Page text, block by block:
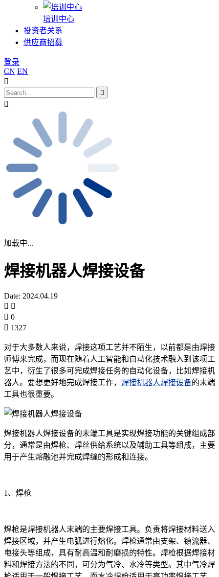
培训中心
投资者关系
供应商招募
登录
CN EN
加载中...
焊接机器人焊接设备
Date: 2024.04.19
0
1327
对于大多数人来说，焊接这项工艺并不陌生，以前都是由焊接
师傅来完成，而现在随着人工智能和自动化技术融入到该项工
艺中，衍生了很多可完成焊接任务的自动化设备，比如焊接机
器人。要想更好地完成焊接工作， 焊接机器人焊接设备的末端
工具也很重要。
焊接机器人焊接设备的末端工具是实现焊接功能的关键组成部
分，通常是由焊枪、焊丝供给系统以及辅助工具等组成，主要
用于产生熔融池并完成焊缝的形成和连接。
1、焊枪
焊枪是焊接机器人末端的主要焊接工具。负责将焊接材料送入
焊接区域，并产生电弧进行熔化。焊枪通常由支架、镇流器、
电接头等组成，具有耐高温和耐磨损的特性。焊枪根据焊接材
料和焊接方法的不同，可分为气冷、水冷等类型。其中气冷焊